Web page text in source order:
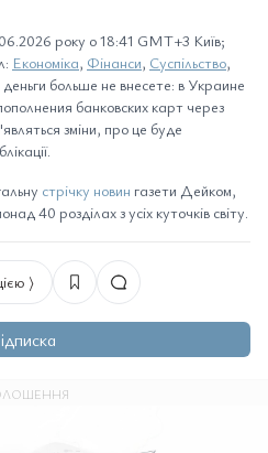
року о 18:41 GMT+3 Київ;
Економіка, Фінанси, Суспільство,
деньги больше не внесете: в Украине
банковских карт через
зміни, про це буде
стрічку новин газети Дейком,
40 розділах з усіх куточків світу.
⟩